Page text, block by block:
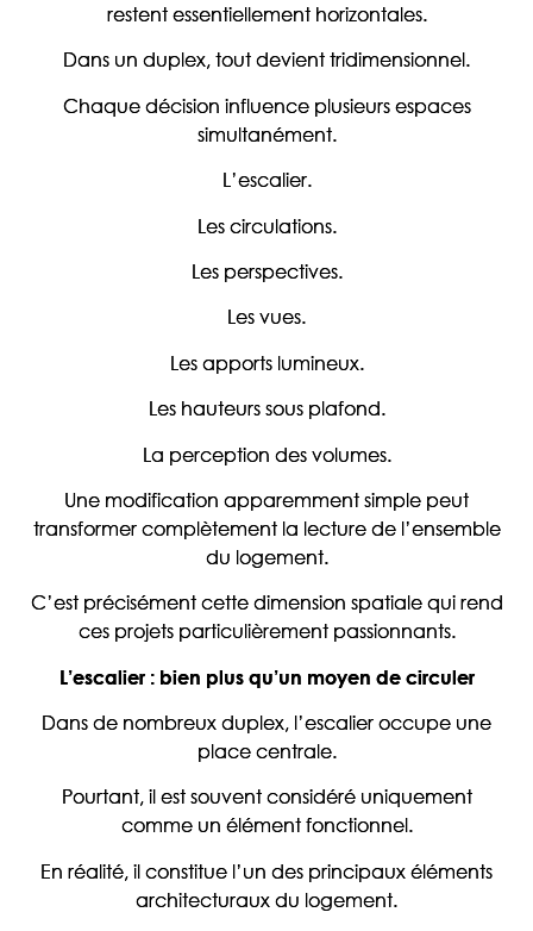
restent essentiellement horizontales.
Dans un duplex, tout devient tridimensionnel.
Chaque décision influence plusieurs espaces
simultanément.
L’escalier.
Les circulations.
Les perspectives.
Les vues.
Les apports lumineux.
Les hauteurs sous plafond.
La perception des volumes.
Une modification apparemment simple peut
transformer complètement la lecture de l’ensemble
du logement.
C’est précisément cette dimension spatiale qui rend
ces projets particulièrement passionnants.
L’escalier : bien plus qu’un moyen de circuler
Dans de nombreux duplex, l’escalier occupe une
place centrale.
Pourtant, il est souvent considéré uniquement
comme un élément fonctionnel.
En réalité, il constitue l’un des principaux éléments
architecturaux du logement.